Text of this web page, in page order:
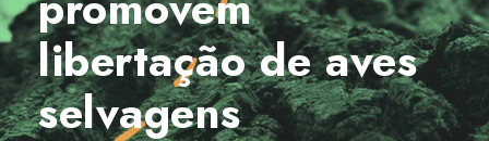
libertação de aves
selvagens